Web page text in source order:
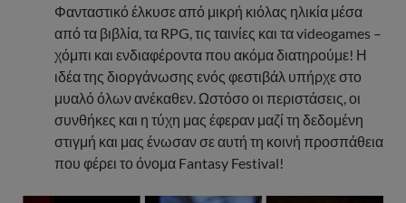
Φανταστικό έλκυσε από μικρή κιόλας ηλικία μέσα
από τα βιβλία, τα RPG, τις ταινίες και τα videogames –
χόμπι και ενδιαφέροντα που ακόμα διατηρούμε! Η
ιδέα της διοργάνωσης ενός φεστιβάλ υπήρχε στο
μυαλό όλων ανέκαθεν. Ωστόσο οι περιστάσεις, οι
συνθήκες και η τύχη μας έφεραν μαζί τη δεδομένη
στιγμή και μας ένωσαν σε αυτή τη κοινή προσπάθεια
που φέρει το όνομα Fantasy Festival!